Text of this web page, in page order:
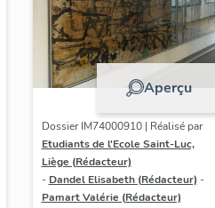
Aperçu
Dossier IM74000910 | Réalisé par
Etudiants de l'Ecole Saint-Luc,
Liège (Rédacteur)
- Dandel Elisabeth (Rédacteur) -
Pamart Valérie (Rédacteur)